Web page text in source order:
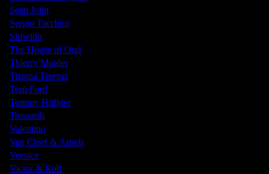
Sean John
Sergio Tacchini
Shiseido
The House of Oud
Thierry Mugler
Tiziana Terenzi
Tom Ford
Tommy Hilfiger
Trussardi
Valentino
Van Cleef & Arpels
Versace
Victor & Rolf